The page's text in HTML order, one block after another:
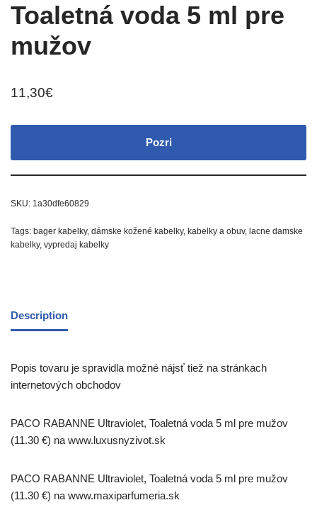
Toaletná voda 5 ml pre
mužov
11,30€
Pozri
SKU: 1a30dfe60829
Tags: bager kabelky, dámske kožené kabelky, kabelky a obuv, lacne damske
kabelky, vypredaj kabelky
Description
Popis tovaru je spravidla možné nájsť tiež na stránkach
internetových obchodov
PACO RABANNE Ultraviolet, Toaletná voda 5 ml pre mužov
(11.30 €) na www.luxusnyzivot.sk
PACO RABANNE Ultraviolet, Toaletná voda 5 ml pre mužov
(11.30 €) na www.maxiparfumeria.sk